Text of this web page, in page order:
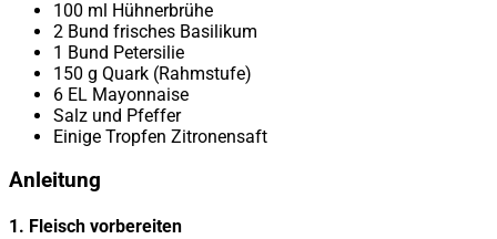
100 ml Hühnerbrühe
2 Bund frisches Basilikum
1 Bund Petersilie
150 g Quark (Rahmstufe)
6 EL Mayonnaise
Salz und Pfeffer
Einige Tropfen Zitronensaft
Anleitung
1. Fleisch vorbereiten